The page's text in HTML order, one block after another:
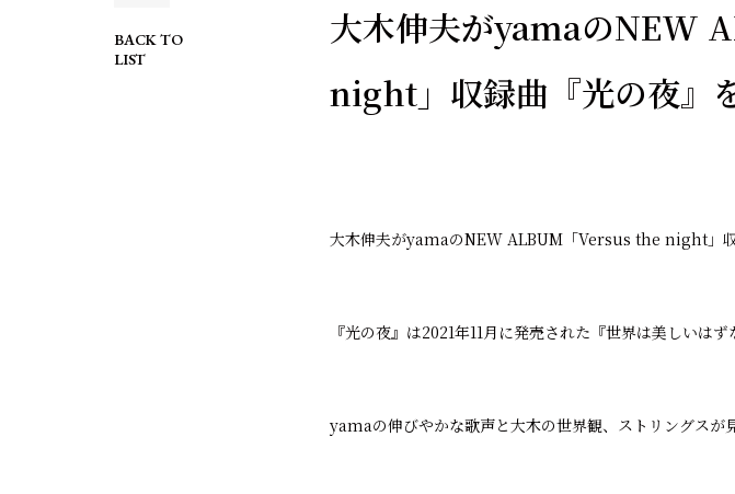
BACK TO
LIST
大木伸夫がyamaのNEW
night」収録曲『光の夜』
大木伸夫がyamaのNEW ALBUM「Versus the night」収
『光の夜』は2021年11月に発売された『世界は美しいは
yamaの伸びやかな歌声と大木の世界観、ストリングスが